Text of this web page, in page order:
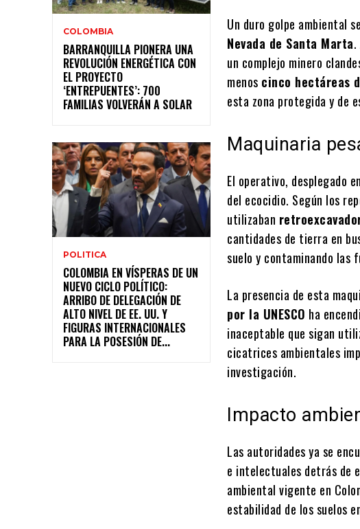
COLOMBIA
BARRANQUILLA PIONERA UNA
REVOLUCIÓN ENERGÉTICA CON
EL PROYECTO
‘ENTREPUENTES’: 700
FAMILIAS VOLVERÁN A SOLAR
POLITICA
COLOMBIA EN VÍSPERAS DE UN
NUEVO CICLO POLÍTICO:
ARRIBO DE DELEGACIÓN DE
ALTO NIVEL DE EE. UU. Y
FIGURAS INTERNACIONALES
PARA LA POSESIÓN DE...
Un duro golpe ambiental
Nevada de Santa Marta
un complejo minero
menos cinco hectáreas
esta zona protegida y de
Maquinaria
El operativo, desplegado
del ecocidio. Según los
utilizaban
cantidades de tierra en
suelo y contaminando las
La presencia de esta
por la UNESCO ha
inaceptable que sigan
cicatrices ambientales
investigación.
Impacto
Las autoridades ya se
e intelectuales detrás de
ambiental vigente en
estabilidad de los suelos